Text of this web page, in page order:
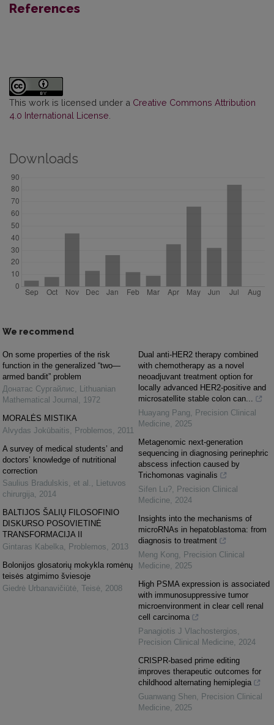
References
This work is licensed under a Creative Commons Attribution
4.0 International License
Downloads
We recommend
On some properties of the risk
function in the generalized “two—
armed bandit” problem
Донатас Сургайлис, Lithuanian
Mathematical Journal , 1972
MORALĖS MISTIKA
Alvydas Jokūbaitis, Problemos, 2011
A survey of medical students’ and
doctors’ knowledge of nutritional
correction
Saulius Bradulskis, et al. , Lietuvos
chirurgija, 2014
BALTIJOS ŠALIŲ FILOSOFINIO
DISKURSO POSOVIETINĖ
TRANSFORMACIJA II
Gintaras Kabelka, Problemos, 2013
Bolonijos glosatorių mokykla romėnų
teisės atgimimo šviesoje
Giedrė Urbanavičiūtė, Teisė, 2008
Dual anti-HER2 therapy combined
with chemotherapy as a novel
neoadjuvant treatment option for
locally advanced HER2-positive and
microsatellite stable colon can...
Huayang Pang, Precision Clinical
Medicine, 2025
Metagenomic next-generation
sequencing in diagnosing perinephric
abscess infection caused by
Trichomonas vaginalis
Sifen Lu?, Precision Clinical
Medicine, 2024
Insights into the mechanisms of
microRNAs in hepatoblastoma: from
diagnosis to treatment
Meng Kong, Precision Clinical
Medicine, 2025
High PSMA expression is associated
with immunosuppressive tumor
microenvironment in clear cell renal
cell carcinoma
Panagiotis J Vlachostergios,
Precision Clinical Medicine, 2024
CRISPR-based prime editing
improves therapeutic outcomes for
childhood alternating hemiplegia
Guanwang Shen, Precision Clinical
Medicine, 2025